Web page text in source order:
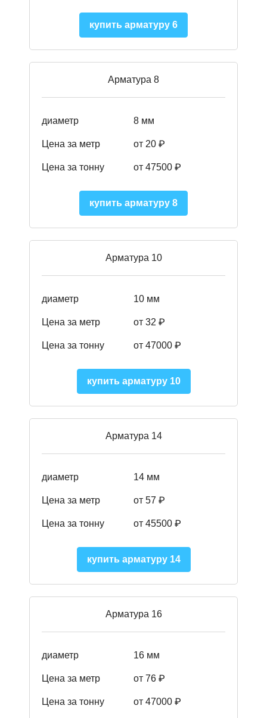
купить арматуру 6
Арматура 8
диаметр 8 мм
Цена за метр от 20 ₽
Цена за тонну от 47500 ₽
купить арматуру 8
Арматура 10
диаметр 10 мм
Цена за метр от 32 ₽
Цена за тонну от 47000 ₽
купить арматуру 10
Арматура 14
диаметр 14 мм
Цена за метр от 57 ₽
Цена за тонну от 45500 ₽
купить арматуру 14
Арматура 16
диаметр 16 мм
Цена за метр от 76 ₽
Цена за тонну от 47000 ₽